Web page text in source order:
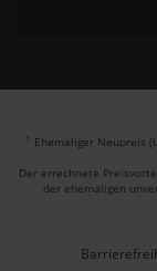
1 Ehemaliger Neupreis
Der errechnete
der ehemaligen